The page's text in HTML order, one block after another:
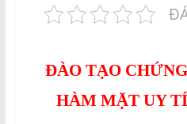
ĐÀO TẠO
HÀM MẶT UY